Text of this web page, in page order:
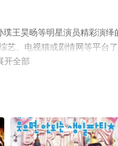
王昊旸等明星演员精彩演
、电视猫或剧情网等平台了
开全部